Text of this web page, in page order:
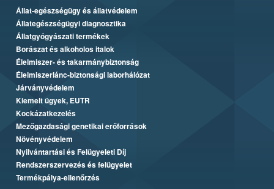
Állat-egészségügy és állatvédelem
Állategészségügyi diagnosztika
Állatgyógyászati termékek
Borászat és alkoholos italok
Élelmiszer- és takarmánybiztonság
Élelmiszerlánc-biztonsági laborhálózat
Járványvédelem
Kiemelt ügyek, EUTR
Kockázatkezelés
Mezőgazdasági genetikai erőforrások
Növényvédelem
Nyilvántartási és Felügyeleti Díj
Rendszerszervezés és felügyelet
Termékpálya-ellenőrzés